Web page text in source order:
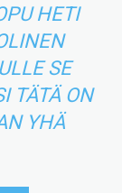
HETI
SE
TÄTÄ ON
YHÄ